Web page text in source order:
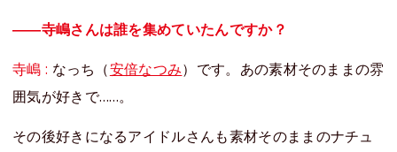
――寺嶋さんは誰を集めていたんですか？
寺嶋 : なっち（安倍なつみ）です。あの素材そのままの雰
囲気が好きで……。
その後好きになるアイドルさんも素材そのままのナチュ